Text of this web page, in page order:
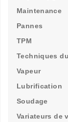
Maintenance
Pannes
TPM
Techniques
Vapeur
Lubrification
Soudage
Variateurs de